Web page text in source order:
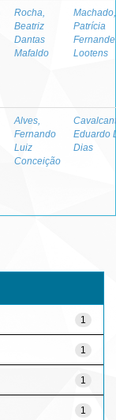
Rocha,
Beatriz
Dantas
Mafaldo
Machado,
Patrícia
Lootens
Alves,
Fernando
Luiz
Conceição
Eduardo
Dias
1
1
1
1